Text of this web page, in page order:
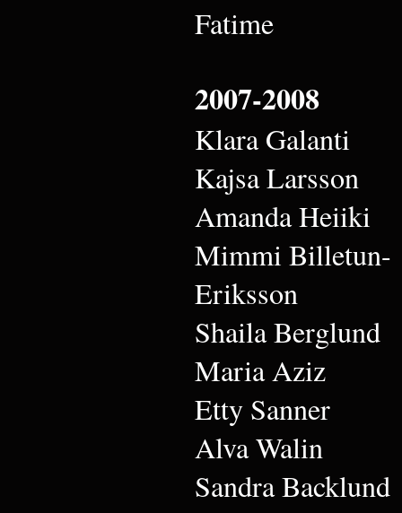
Fatime
2007-2008
Klara Galanti
Kajsa Larsson
Amanda Heiiki
Mimmi Billetun-
Eriksson
Shaila Berglund
Maria Aziz
Etty Sanner
Alva Walin
Sandra Backlund